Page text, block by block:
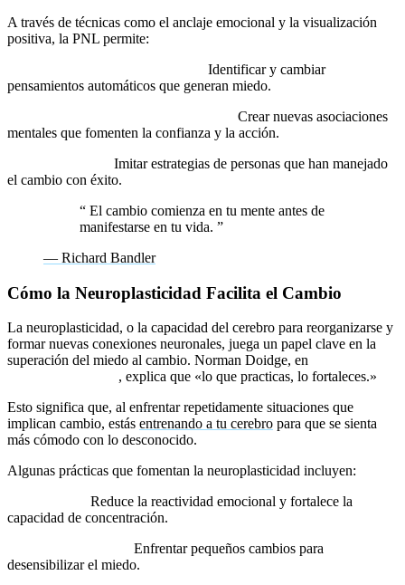
A través de técnicas como el anclaje emocional y la visualización
positiva, la PNL permite:
Identificar y cambiar
pensamientos automáticos que generan miedo.
Crear nuevas asociaciones
mentales que fomenten la confianza y la acción.
Imitar estrategias de personas que han manejado
el cambio con éxito.
“ El cambio comienza en tu mente antes de
manifestarse en tu vida. ”
— Richard Bandler
Cómo la Neuroplasticidad Facilita el Cambio
La neuroplasticidad, o la capacidad del cerebro para reorganizarse y
formar nuevas conexiones neuronales, juega un papel clave en la
superación del miedo al cambio. Norman Doidge, en
, explica que «lo que practicas, lo fortaleces.»
Esto significa que, al enfrentar repetidamente situaciones que
implican cambio, estás entrenando a tu cerebro para que se sienta
más cómodo con lo desconocido.
Algunas prácticas que fomentan la neuroplasticidad incluyen:
Reduce la reactividad emocional y fortalece la
capacidad de concentración.
Enfrentar pequeños cambios para
desensibilizar el miedo.